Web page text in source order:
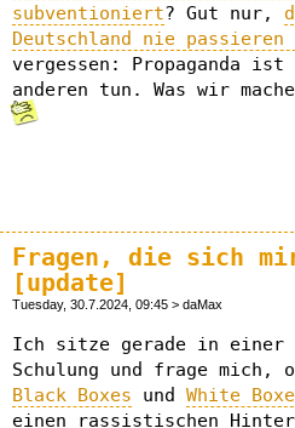
subventioniert? Gut nur,
Deutschland nie passieren
vergessen: Propaganda
anderen tun. Was wir
Fragen, die sich
[update]
Tuesday, 30.7.2024, 09:45 > daMax
Ich sitze gerade in einer
Schulung und frage mich,
Black Boxes und White
einen rassistischen